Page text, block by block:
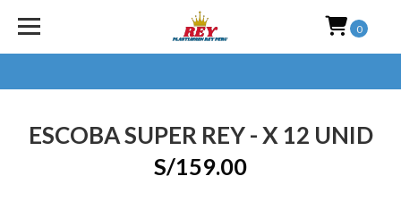
0
ESCOBA SUPER REY - X 12 UNID
S/159.00